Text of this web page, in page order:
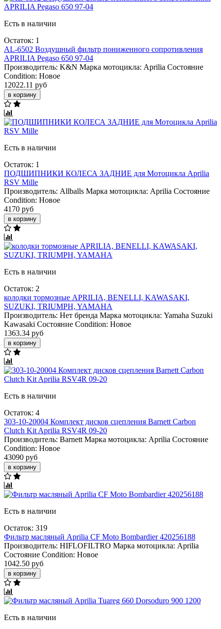
Есть в наличии
Остаток: 1
AL-6502 Воздушный фильтр пониженного сопротивления
APRILIA Pegaso 650 97-04
Производитель: K&N Марка мотоцикла: Aprilia Состояние
Condition: Новое
12022.11 руб
в корзину
Есть в наличии
Остаток: 1
ПОДШИПНИКИ КОЛЕСА ЗАДНИЕ для Мотоцикла Aprilia
RSV Mille
Производитель: Allballs Марка мотоцикла: Aprilia Состояние
Condition: Новое
4170 руб
в корзину
Есть в наличии
Остаток: 2
колодки тормозные APRILIA, BENELLI, KAWASAKI,
SUZUKI, TRIUMPH, YAMAHA
Производитель: Нет бренда Марка мотоцикла: Yamaha Suzuki
Kawasaki Состояние Condition: Новое
1363.34 руб
в корзину
Есть в наличии
Остаток: 4
303-10-20004 Комплект дисков сцепления Barnett Carbon
Clutch Kit Aprilia RSV4R 09-20
Производитель: Barnett Марка мотоцикла: Aprilia Состояние
Condition: Новое
43090 руб
в корзину
Есть в наличии
Остаток: 319
Фильтр масляный Aprilia CF Moto Bombardier 420256188
Производитель: HIFLOFILTRO Марка мотоцикла: Aprilia
Состояние Condition: Новое
1042.50 руб
в корзину
Есть в наличии